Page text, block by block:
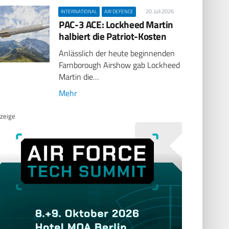
INTERNATIONAL AIR DEFENCE 20. Juli 2026
PAC-3 ACE: Lockheed Martin
halbiert die Patriot-Kosten
Anlässlich der heute beginnenden
Farnborough Airshow gab Lockheed
Martin die…
Mehr